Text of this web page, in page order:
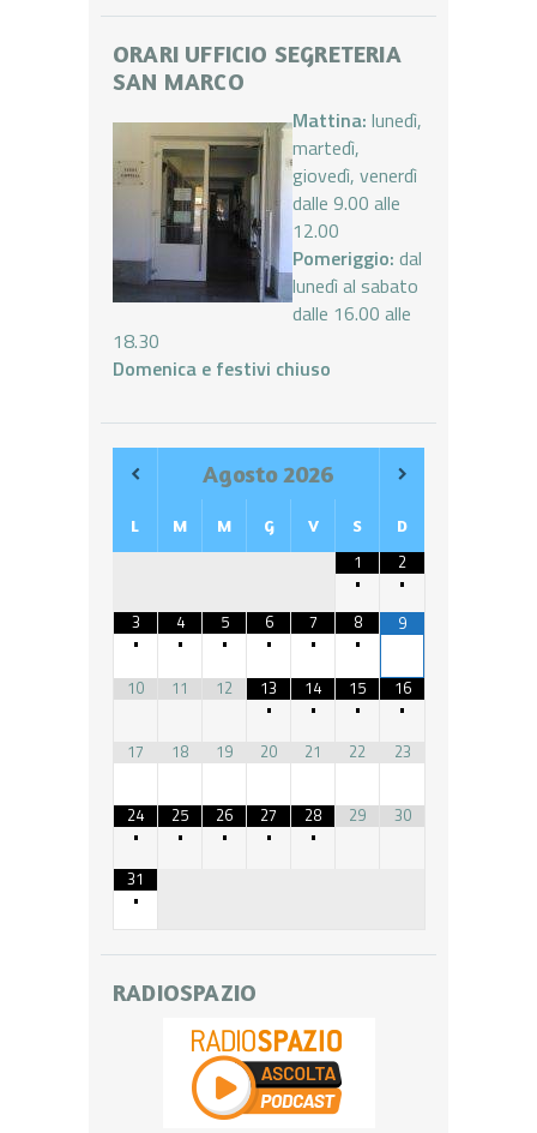
ORARI UFFICIO SEGRETERIA
SAN MARCO
Mattina: lunedì,
martedì,
giovedì, venerdì
dalle 9.00 alle
12.00
Pomeriggio: dal
lunedì al sabato
dalle 16.00 alle
18.30
Domenica e festivi chiuso
Agosto2026
L M M G V S D
1
•
2
•
3
•
4
•
5
•
6
•
7
•
8
•
9
10 11 12
13
•
14
•
15
•
16
•
17
18 19 20 21 22 23
24
•
25
•
26
•
27
•
28
•
29 30
31
•
RADIOSPAZIO